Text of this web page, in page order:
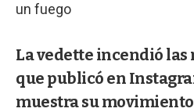
un fuego
La vedette incendió las
que publicó en
muestra su